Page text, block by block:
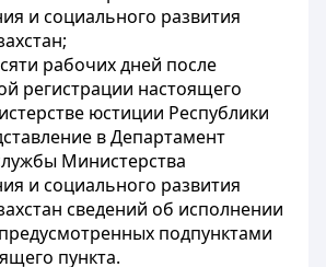
и социального развития
рабочих дней после
регистрации настоящего
юстиции Республики
в Департамент
Министерства
и социального развития
сведений об исполнении
подпунктами
пункта.